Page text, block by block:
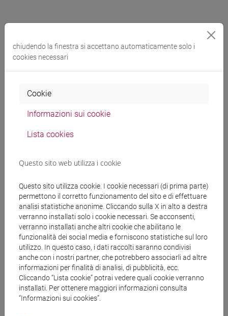
Docenti e corsi di laurea
Docenti
MINELLO Giorgia
Materiali su Moodle
Corsi di studio e percorsi
[EM16] GLOBAL ACCOUNTING AND FINANCE -
Laurea magistrale (DM270)
percorso comune
[EM17] INNOVATION AND MARKETING -
chiudendo la finestra si accettano automaticamente solo i
cookies necessari
Cookie
Informazioni sui cookie
Lista cookies
Questo sito web utilizza i cookie
Questo sito utilizza cookie. I cookie necessari (di prima parte)
permettono il corretto funzionamento del sito e di effettuare
analisi statistiche anonime. Cliccando sulla X in alto a destra
verranno installati solo i cookie necessari. Se acconsenti,
verranno installati anche altri cookie che abilitano le
funzionalità dei social media e forniscono statistiche sul loro
utilizzo. In questo caso, i dati raccolti saranno condivisi
anche con i nostri partner, che potrebbero associarli ad altre
informazioni per finalità di analisi, di pubblicità, ecc.
Cliccando “Lista cookie” potrai vedere quali cookie verranno
installati. Per ottenere maggiori informazioni consulta
“Informazioni sui cookies”.